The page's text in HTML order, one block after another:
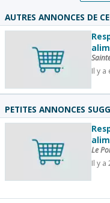
AUTRES ANNONCES DE
Il y a
PETITES ANNONCES
Le
Il y a